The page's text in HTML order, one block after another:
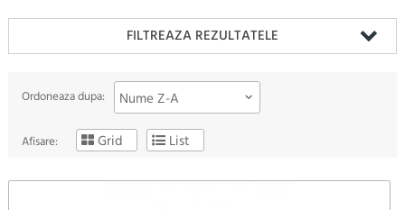
FILTREAZA REZULTATELE
Ordoneaza dupa: Nume Z-A
Afisare: Grid List